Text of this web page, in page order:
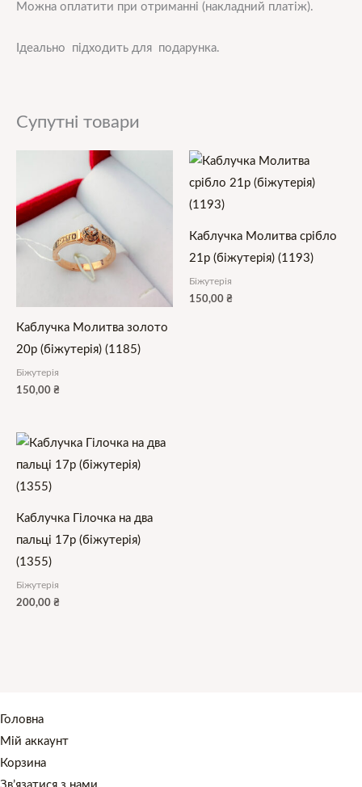
Можна оплатити при отриманні (накладний платіж).
Ідеально підходить для подарунка.
Супутні товари
Каблучка Молитва золото
20р (біжутерія) (1185)
Біжутерія
150,00 ₴
Каблучка Молитва срібло
21р (біжутерія) (1193)
Біжутерія
150,00 ₴
Каблучка Гілочка на два
пальці 17р (біжутерія)
(1355)
Біжутерія
200,00 ₴
Головна
Мій аккаунт
Корзина